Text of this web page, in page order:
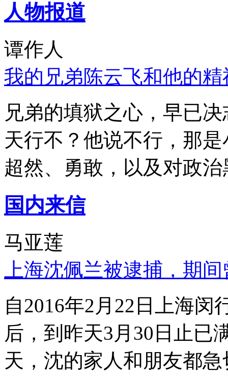
人物报道
谭作人
我的兄弟陈云飞和他的
兄弟的填狱之心，早已
天行不？他说不行，那
超然、勇敢，以及对政
国内来信
马亚莲
上海沈佩兰被逮捕，期
自2016年2月22日上海
后，到昨天3月30日止已
天，沈的家人和朋友都